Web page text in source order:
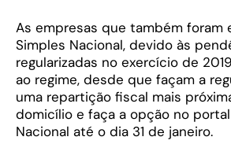
As empresas que também foram
Simples Nacional, devido às
regularizadas no exercício de
ao regime, desde que façam a
uma repartição fiscal mais
domicílio e faça a opção no
Nacional até o dia 31 de janeiro.